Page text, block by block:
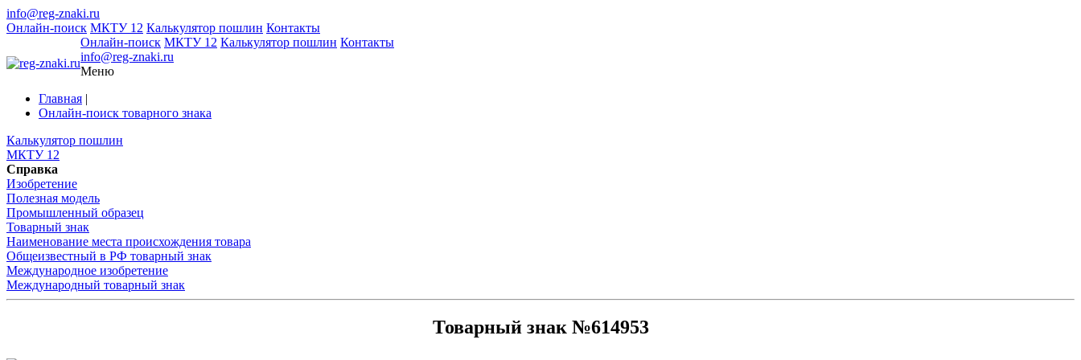
info@reg-znaki.ru
Онлайн-поиск МКТУ 12 Калькулятор пошлин Контакты
Онлайн-поиск МКТУ 12 Калькулятор пошлин Контакты
info@reg-znaki.ru
Меню
Главная |
Онлайн-поиск товарного знака
Калькулятор пошлин
МКТУ 12
Справка
Изобретение
Полезная модель
Промышленный образец
Товарный знак
Наименование места происхождения товара
Общеизвестный в РФ товарный знак
Международное изобретение
Международный товарный знак
Товарный знак №614953